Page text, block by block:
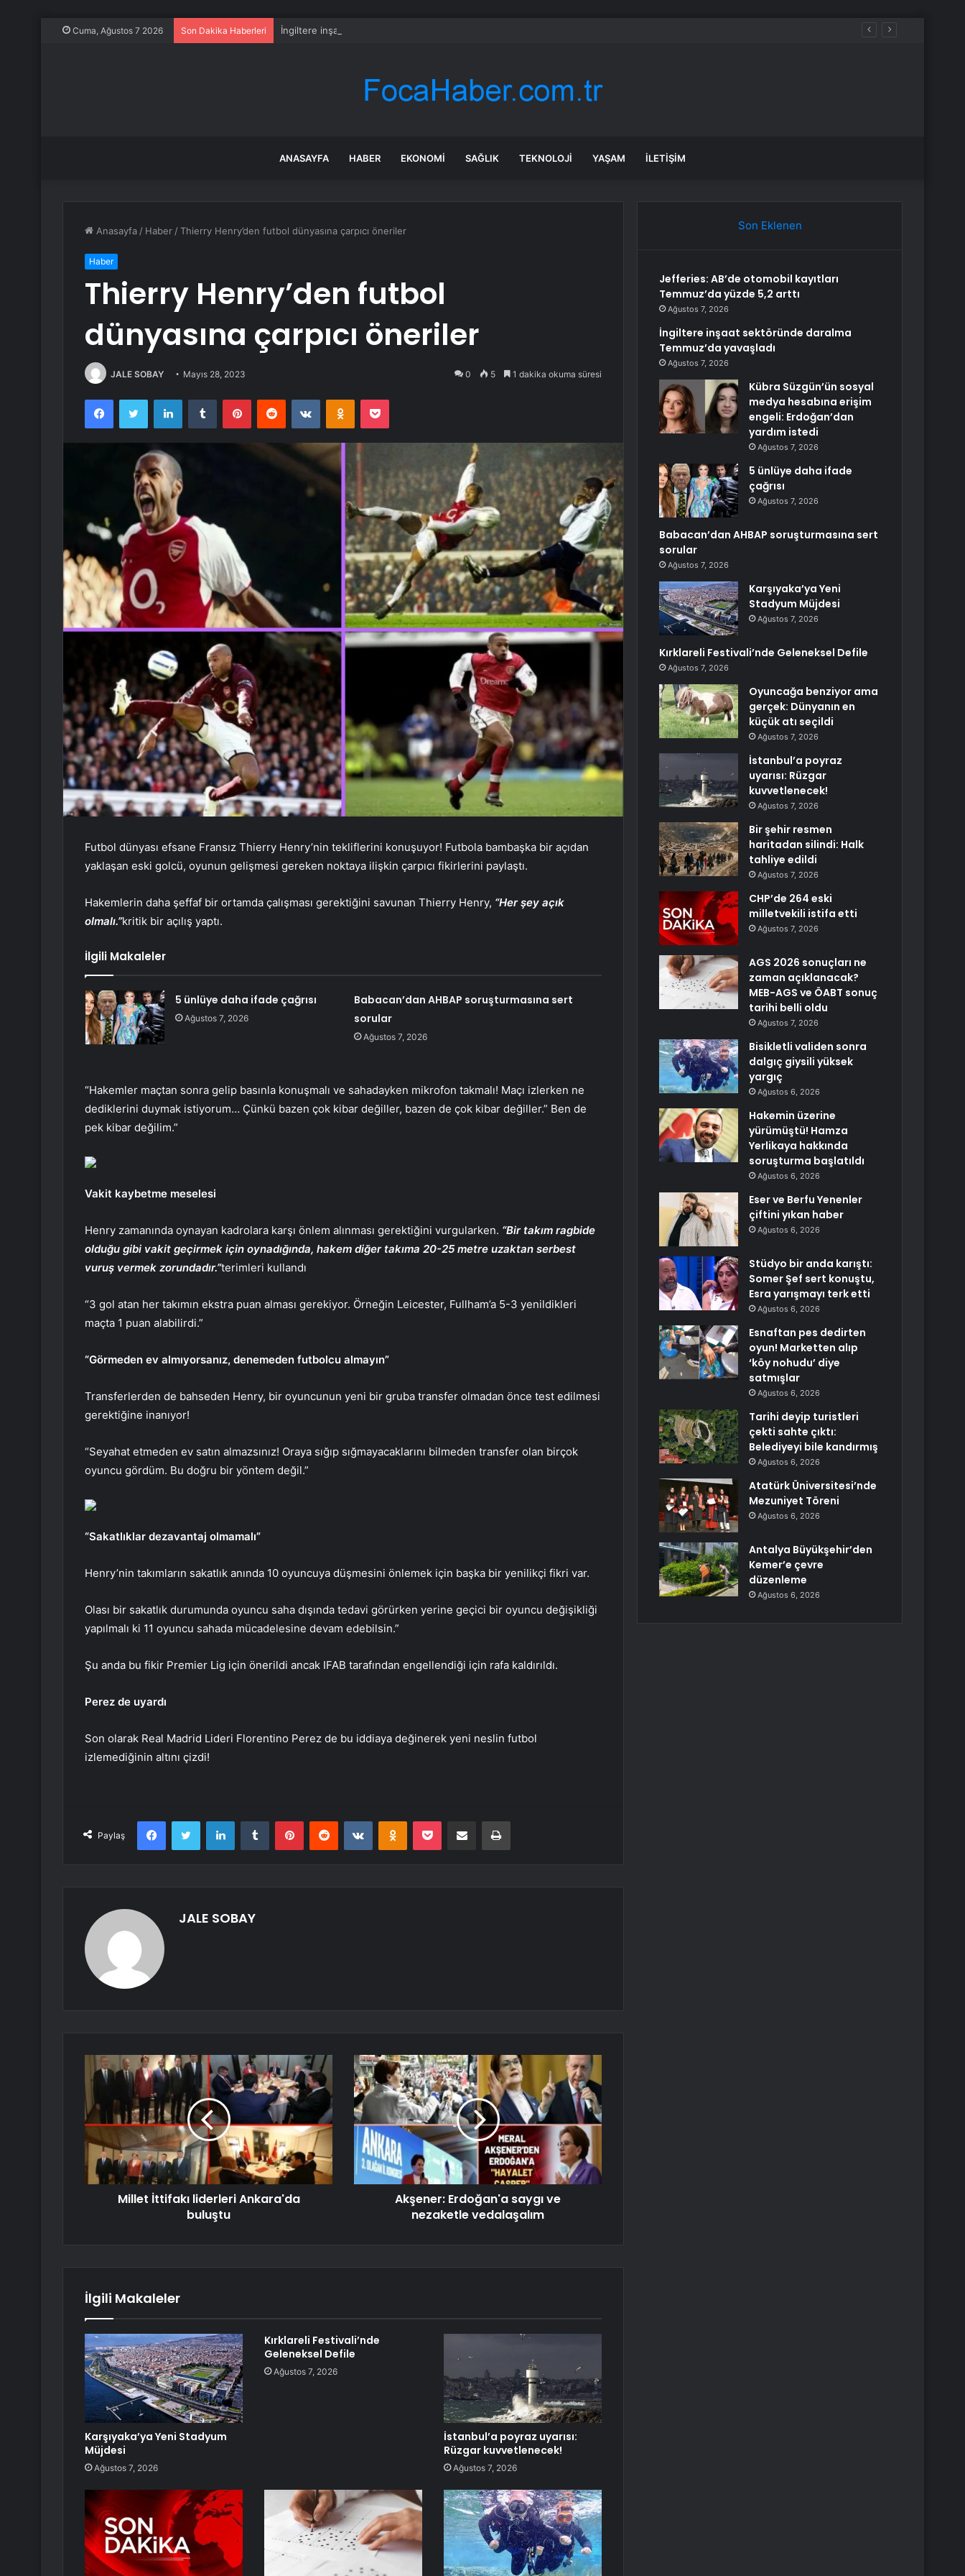
Cuma, Ağustos 7 2026 Son Dakika Haberleri İngiltere inşaat sektöründe daralma Temmuz’da yavaşladı
ANASAYFA HABER EKONOMI SAĞLIK TEKNOLOJI YAŞAM İLETIŞIM
Anasayfa / Haber /Thierry Henry’den futbol dünyasına çarpıcı öneriler
Haber
Thierry Henry’den futbol
dünyasına çarpıcı öneriler
JALE SOBAY Mayıs 28, 2023 0 5 1 dakika okuma süresi
FacebookTwitter LinkedInTumblr PinterestReddit VKontakteOdnoklassniki
Pocket
Futbol dünyası efsane Fransız Thierry Henry’nin tekliflerini konuşuyor! Futbola bambaşka bir açıdan
yaklaşan eski golcü, oyunun gelişmesi gereken noktaya ilişkin çarpıcı fikirlerini paylaştı.
Hakemlerin daha şeffaf bir ortamda çalışması gerektiğini savunan Thierry Henry, “Her şey açık
olmalı.”kritik bir açılış yaptı.
İlgili Makaleler
5 ünlüye daha ifade çağrısı
Ağustos 7, 2026
Babacan’dan AHBAP soruşturmasına sert
sorular
Ağustos 7, 2026
“Hakemler maçtan sonra gelip basınla konuşmalı ve sahadayken mikrofon takmalı! Maçı izlerken ne
dediklerini duymak istiyorum… Çünkü bazen çok kibar değiller, bazen de çok kibar değiller.” Ben de
pek kibar değilim.”
Vakit kaybetme meselesi
Henry zamanında oynayan kadrolara karşı önlem alınması gerektiğini vurgularken. “Bir takım ragbide
olduğu gibi vakit geçirmek için oynadığında, hakem diğer takıma 20-25 metre uzaktan serbest
vuruş vermek zorundadır.”terimleri kullandı
“3 gol atan her takımın ekstra puan alması gerekiyor. Örneğin Leicester, Fullham’a 5-3 yenildikleri
maçta 1 puan alabilirdi.”
“Görmeden ev almıyorsanız, denemeden futbolcu almayın”
Transferlerden de bahseden Henry, bir oyuncunun yeni bir gruba transfer olmadan önce test edilmesi
gerektiğine inanıyor!
“Seyahat etmeden ev satın almazsınız! Oraya sığıp sığmayacaklarını bilmeden transfer olan birçok
oyuncu gördüm. Bu doğru bir yöntem değil.”
“Sakatlıklar dezavantaj olmamalı”
Henry’nin takımların sakatlık anında 10 oyuncuya düşmesini önlemek için başka bir yenilikçi fikri var.
Olası bir sakatlık durumunda oyuncu saha dışında tedavi görürken yerine geçici bir oyuncu değişikliği
yapılmalı ki 11 oyuncu sahada mücadelesine devam edebilsin.”
Şu anda bu fikir Premier Lig için önerildi ancak IFAB tarafından engellendiği için rafa kaldırıldı.
Perez de uyardı
Son olarak Real Madrid Lideri Florentino Perez de bu iddiaya değinerek yeni neslin futbol
izlemediğinin altını çizdi!
Paylaş
FacebookTwitter LinkedInTumblr PinterestReddit VKontakteOdnoklassniki
Pocket E-Posta ile paylaş Yazdır
JALE SOBAY
Millet İttifakı liderleri Ankara'da
buluştu
Akşener: Erdoğan'a saygı ve
nezaketle vedalaşalım
İlgili Makaleler
Karşıyaka’ya Yeni Stadyum
Müjdesi
Ağustos 7, 2026
Kırklareli Festivali’nde
Geleneksel Defile
Ağustos 7, 2026
İstanbul’a poyraz uyarısı:
Rüzgar kuvvetlenecek!
Ağustos 7, 2026
Son Eklenen
Jefferies: AB’de otomobil kayıtları
Temmuz’da yüzde 5,2 arttı
Ağustos 7, 2026
İngiltere inşaat sektöründe daralma
Temmuz’da yavaşladı
Ağustos 7, 2026
Kübra Süzgün’ün sosyal
medya hesabına erişim
engeli: Erdoğan’dan
yardım istedi
Ağustos 7, 2026
5 ünlüye daha ifade
çağrısı
Ağustos 7, 2026
Babacan’dan AHBAP soruşturmasına sert
sorular
Ağustos 7, 2026
Karşıyaka’ya Yeni
Stadyum Müjdesi
Ağustos 7, 2026
Kırklareli Festivali’nde Geleneksel Defile
Ağustos 7, 2026
Oyuncağa benziyor ama
gerçek: Dünyanın en
küçük atı seçildi
Ağustos 7, 2026
İstanbul’a poyraz
uyarısı: Rüzgar
kuvvetlenecek!
Ağustos 7, 2026
Bir şehir resmen
haritadan silindi: Halk
tahliye edildi
Ağustos 7, 2026
CHP’de 264 eski
milletvekili istifa etti
Ağustos 7, 2026
AGS 2026 sonuçları ne
zaman açıklanacak?
MEB-AGS ve ÖABT sonuç
tarihi belli oldu
Ağustos 7, 2026
Bisikletli validen sonra
dalgıç giysili yüksek
yargıç
Ağustos 6, 2026
Hakemin üzerine
yürümüştü! Hamza
Yerlikaya hakkında
soruşturma başlatıldı
Ağustos 6, 2026
Eser ve Berfu Yenenler
çiftini yıkan haber
Ağustos 6, 2026
Stüdyo bir anda karıştı:
Somer Şef sert konuştu,
Esra yarışmayı terk etti
Ağustos 6, 2026
Esnaftan pes dedirten
oyun! Marketten alıp
‘köy nohudu’ diye
satmışlar
Ağustos 6, 2026
Tarihi deyip turistleri
çekti sahte çıktı:
Belediyeyi bile kandırmış
Ağustos 6, 2026
Atatürk Üniversitesi’nde
Mezuniyet Töreni
Ağustos 6, 2026
Antalya Büyükşehir’den
Kemer’e çevre
düzenleme
Ağustos 6, 2026